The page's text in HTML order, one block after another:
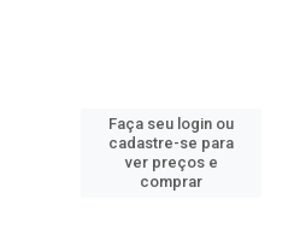
Faça seu login ou
cadastre-se para
ver preços e
comprar